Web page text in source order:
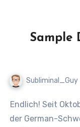
Sample
Subliminal_Guy
Endlich! Seit Oktober 2010 suche ich verzweifelt nach
der German-